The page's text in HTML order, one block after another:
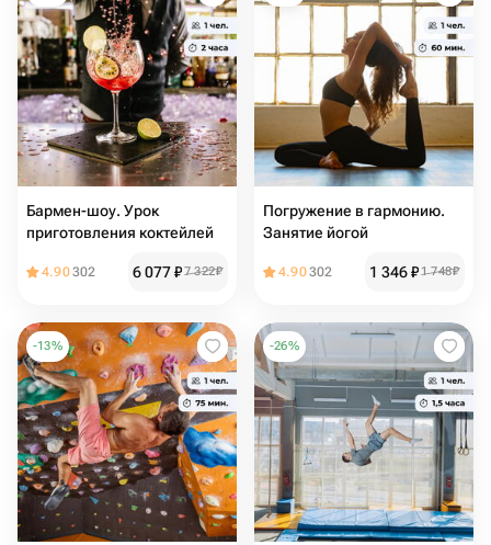
Бармен-шоу. Урок
приготовления коктейлей
4.90302 6 077₽7 322₽
Погружение в гармонию.
Занятие йогой
4.90302 1 346₽1 748₽
-13% -26%